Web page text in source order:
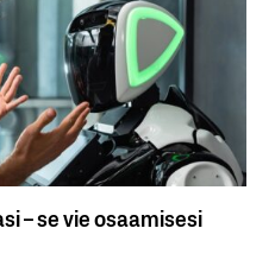
– se vie osaamisesi